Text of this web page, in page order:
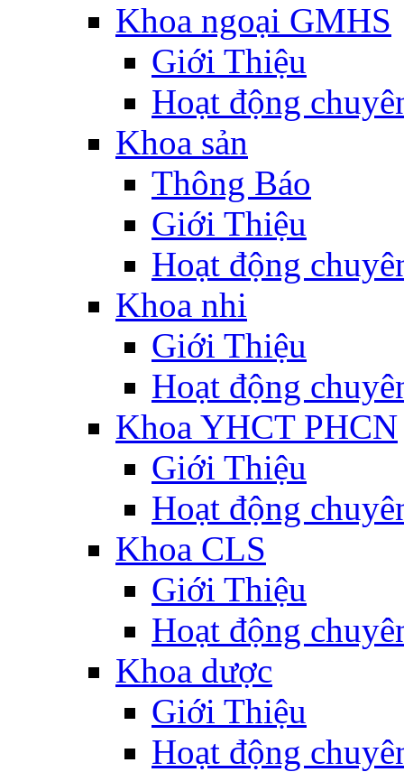
Khoa ngoại GMHS
Giới Thiệu
Hoạt động
Khoa sản
Thông Báo
Giới Thiệu
Hoạt động
Khoa nhi
Giới Thiệu
Hoạt động
Khoa YHCT PHCN
Giới Thiệu
Hoạt động
Khoa CLS
Giới Thiệu
Hoạt động
Khoa dược
Giới Thiệu
Hoạt động